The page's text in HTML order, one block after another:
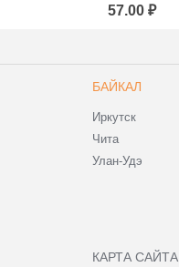
57.00 ₽
БАЙКАЛ
Иркутск
Чита
Улан-Удэ
КАРТА САЙТА